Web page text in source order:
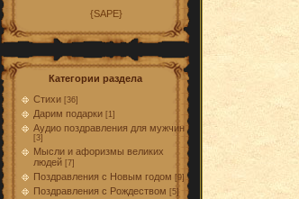
{SAPE}
Категории раздела
Стихи [36]
Дарим подарки [1]
Аудио поздравления для мужчин
[3]
Мысли и афоризмы великих
людей [7]
Поздравления с Новым годом [9]
Поздравления с Рождеством [5]